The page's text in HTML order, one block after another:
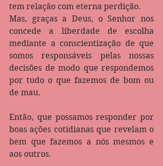
tem relação com eterna perdição.
Mas, graças a Deus, o Senhor nos
concede a liberdade de escolha
mediante a conscientização de que
somos responsáveis pelas nossas
decisões de modo que respondemos
por tudo o que fazemos de bom ou
de mau.
Então, que possamos responder por
boas ações cotidianas que revelam o
bem que fazemos a nós mesmos e
aos outros.